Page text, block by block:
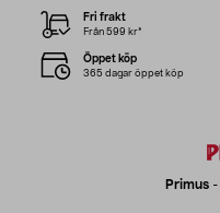
Primus-
Fri frakt
Från 599 kr*
Öppet köp
365 dagar öppet köp